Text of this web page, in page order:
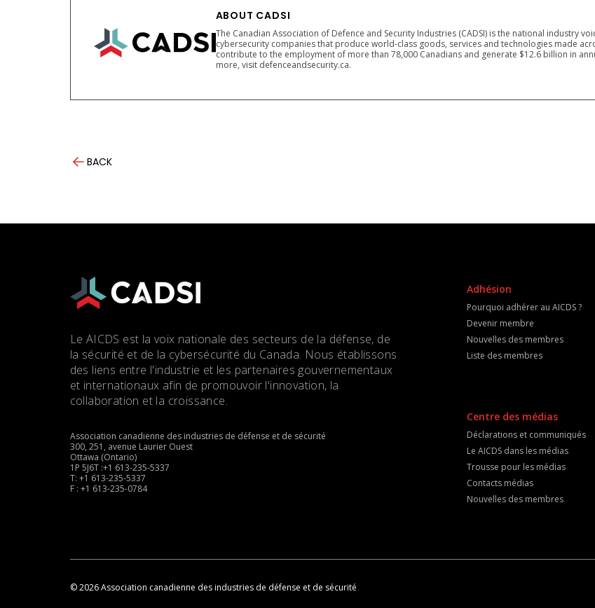
ABOUT CADSI
The Canadian Association of Defence and Security Industries (CADSI) is the national industry
cybersecurity companies that produce world-class goods, services and technologies made
contribute to the employment of more than 78,000 Canadians and generate $12.6 billion in
more, visit defenceandsecurity.ca.
BACK
Le AICDS est la voix nationale des secteurs de la défense, de
la sécurité et de la cybersécurité du Canada. Nous établissons
des liens entre l'industrie et les partenaires gouvernementaux
et internationaux afin de promouvoir l'innovation, la
collaboration et la croissance.
Association canadienne des industries de défense et de sécurité
300, 251, avenue Laurier Ouest
Ottawa (Ontario)
1P 5J6T :+1 613-235-5337
T: +1 613-235-5337
F : +1 613-235-0784
Adhésion
Pourquoi adhérer au AICDS ?
Devenir membre
Nouvelles des membres
Liste des membres
Centre des médias
Déclarations et communiqués
Le AICDS dans les médias
Trousse pour les médias
Contacts médias
Nouvelles des membres
© 2026 Association canadienne des industries de défense et de sécurité